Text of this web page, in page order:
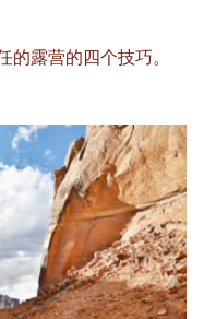
的露营的四个技巧。